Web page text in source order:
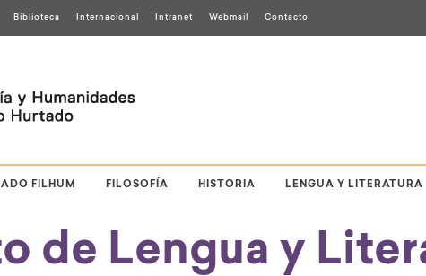
Biblioteca Internacional Intranet Webmail Contacto
LENGUA Y LITERATURA
HISTORIA
FILOSOFÍA
FILHUM
de Lengua y